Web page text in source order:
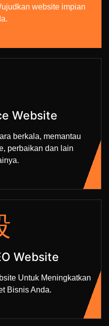
website impian
Website
berkala, memantau
perbaikan dan lain
Website
Untuk Meningkatkan
Bisnis Anda.